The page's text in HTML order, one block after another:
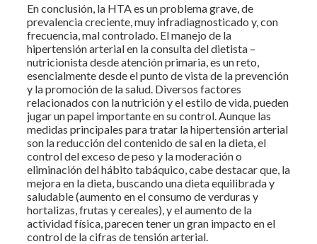
En conclusión, la HTA es un problema grave, de
prevalencia creciente, muy infradiagnosticado y, con
frecuencia, mal controlado. El manejo de la
hipertensión arterial en la consulta del dietista –
nutricionista desde atención primaria, es un reto,
esencialmente desde el punto de vista de la prevención
y la promoción de la salud. Diversos factores
relacionados con la nutrición y el estilo de vida, pueden
jugar un papel importante en su control. Aunque las
medidas principales para tratar la hipertensión arterial
son la reducción del contenido de sal en la dieta, el
control del exceso de peso y la moderación o
eliminación del hábito tabáquico, cabe destacar que, la
mejora en la dieta, buscando una dieta equilibrada y
saludable (aumento en el consumo de verduras y
hortalizas, frutas y cereales), y el aumento de la
actividad física, parecen tener un gran impacto en el
control de la cifras de tensión arterial.